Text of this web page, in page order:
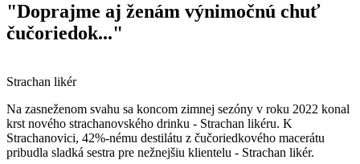
"Doprajme aj ženám výnimočnú chuť
čučoriedok..."
Strachan likér
Na zasneženom svahu sa koncom zimnej sezóny v roku 2022 konal
krst nového strachanovského drinku - Strachan likéru. K
Strachanovici, 42%-nému destilátu z čučoriedkového macerátu
pribudla sladká sestra pre nežnejšiu klientelu - Strachan likér.